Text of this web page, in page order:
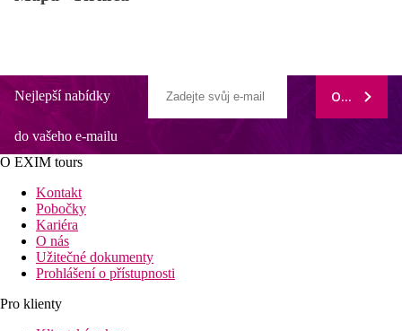
Nejlepší nabídky
do vašeho e-mailu
ODEBÍRAT
O EXIM tours
Kontakt
Pobočky
Kariéra
O nás
Užitečné dokumenty
Prohlášení o přístupnosti
Pro klienty